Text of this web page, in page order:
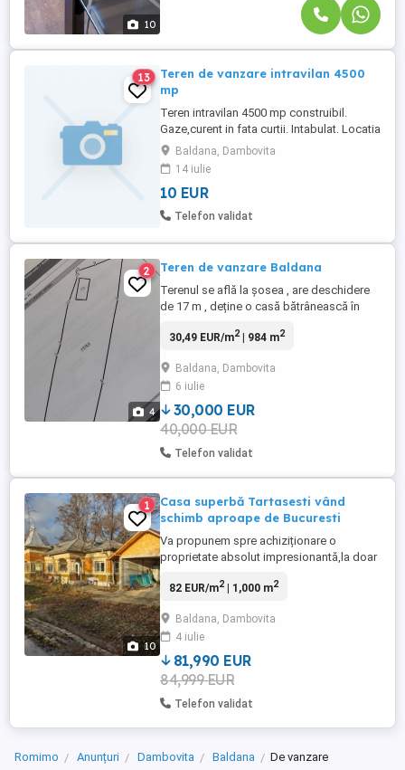
10
13
Teren de vanzare intravilan 4500
mp
Teren intravilan 4500 mp construibil.
Gaze,curent in fata curtii. Intabulat. Locatia
Tartasesti-Baldana stradal. Contact D-na
Cornelia tel. (0728) 901 880, 00 40 (723)
985 033
Baldana, Dambovita
14 iulie
10 EUR
Telefon validat
4
2 Teren de vanzare Baldana
Terenul se află la șosea , are deschidere
de 17 m , deține o casă bătrânească în
1960.langa exista un vecin care și-a
- Gazele se alfa la poarta . Vecinătăți : -
200 m până la Scoala Gimnazială nr.2
Tartasesti - 2 ...
30,49 EUR/m2| 984 m2
Baldana, Dambovita
6 iulie
30,000 EUR
40,000 EUR
Telefon validat
10
1
Casa superbă Tartasesti vând
schimb aproape de Bucuresti
Va propunem spre achiziționare o
proprietate absolut impresionantă,la doar
Bâldana,o zonă in plină dezvoltare se
sens ,o zonă cu potențial maxim ,Casa
este construcție de cărămidă,6 camere,1
Living și spațios ,4 dormitoare,o ...
82 EUR/m2| 1,000 m2
Baldana, Dambovita
4 iulie
81,990 EUR
84,999 EUR
Telefon validat
Romimo Anunțuri Dambovita Baldana De vanzare